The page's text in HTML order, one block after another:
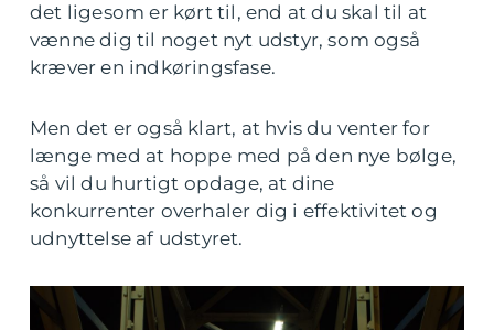
det ligesom er kørt til, end at du skal til at
vænne dig til noget nyt udstyr, som også
kræver en indkøringsfase.
Men det er også klart, at hvis du venter for
længe med at hoppe med på den nye bølge,
så vil du hurtigt opdage, at dine
konkurrenter overhaler dig i effektivitet og
udnyttelse af udstyret.